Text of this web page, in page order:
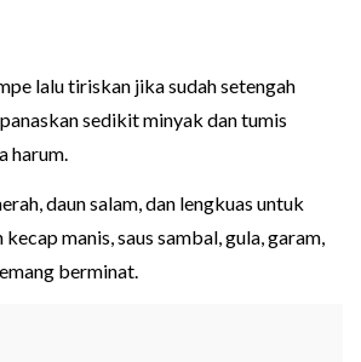
lalu tiriskan jika sudah setengah
sedikit minyak dan tumis
harum.
daun salam, dan lengkuas untuk
manis, saus sambal, gula, garam,
berminat.